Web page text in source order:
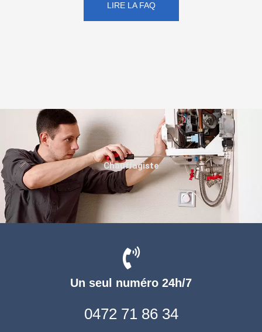
LIRE LA FAQ
Un seul numéro 24h/7
0472 71 86 34
Chauffagiste